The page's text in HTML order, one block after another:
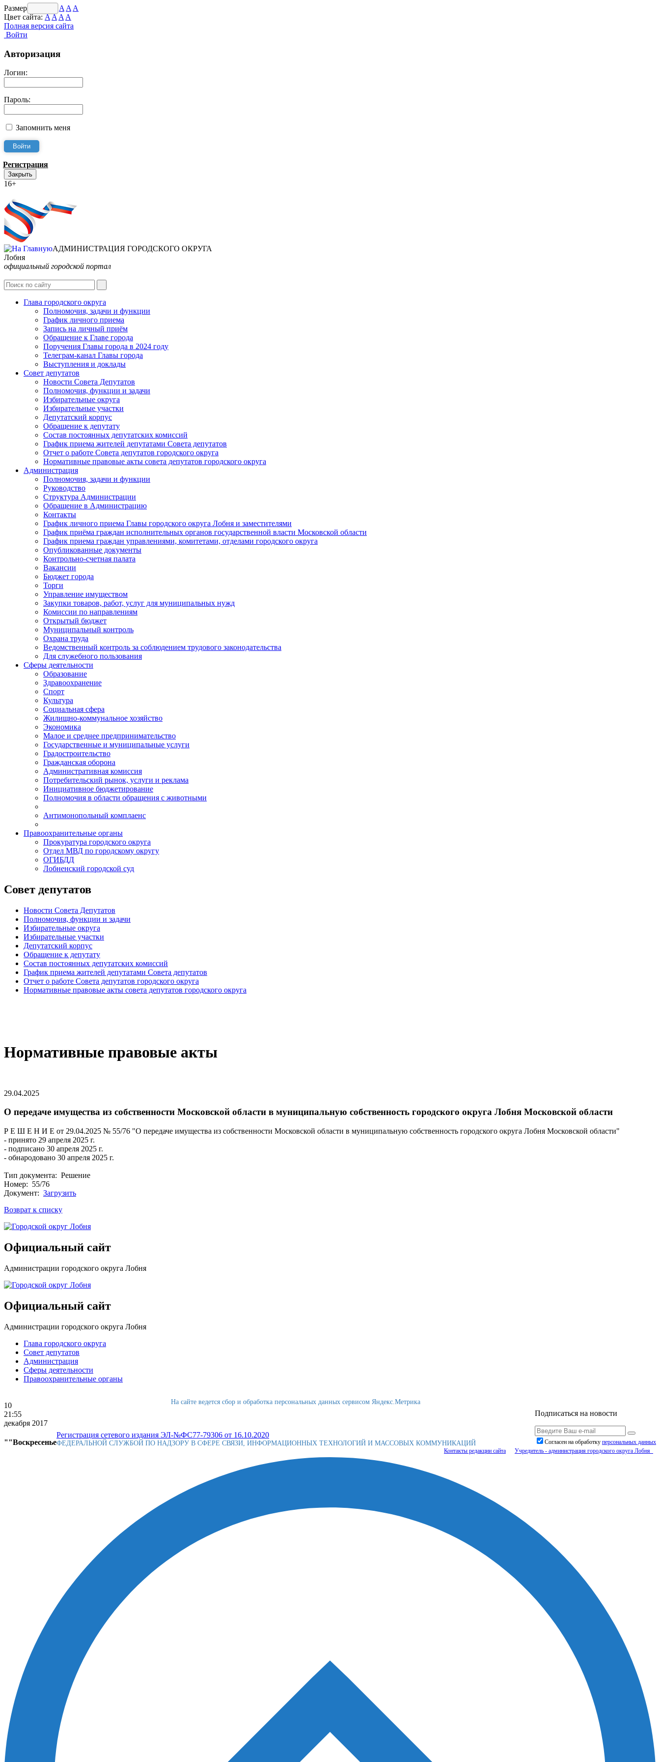
Размер шрифта: A A A
Цвет сайта:AA A A
Полная версия сайта
Войти
Авторизация
Логин:
Пароль:
Запомнить меня
Регистрация
Закрыть
16+
АДМИНИСТРАЦИЯ ГОРОДСКОГО ОКРУГА
Лобня
официальный городской портал
Глава городского округа
Полномочия, задачи и функции
График личного приема
Запись на личный приём
Обращение к Главе города
Поручения Главы города в 2024 году
Телеграм-канал Главы города
Выступления и доклады
Совет депутатов
Новости Совета Депутатов
Полномочия, функции и задачи
Избирательные округа
Избирательные участки
Депутатский корпус
Обращение к депутату
Состав постоянных депутатских комиссий
График приема жителей депутатами Совета депутатов
Отчет о работе Совета депутатов городского округа
Нормативные правовые акты совета депутатов городского округа
Администрация
Полномочия, задачи и функции
Руководство
Структура Администрации
Обращение в Администрацию
Контакты
График личного приема Главы городского округа Лобня и заместителями
График приёма граждан исполнительных органов государственной власти Московской области
График приема граждан управлениями, комитетами, отделами городского округа
Опубликованные документы
Контрольно-счетная палата
Вакансии
Бюджет города
Торги
Управление имуществом
Закупки товаров, работ, услуг для муниципальных нужд
Комиссии по направлениям
Открытый бюджет
Муниципальный контроль
Охрана труда
Ведомственный контроль за соблюдением трудового законодательства
Для служебного пользования
Сферы деятельности
Образование
Здравоохранение
Спорт
Культура
Социальная сфера
Жилищно-коммунальное хозяйство
Экономика
Малое и среднее предпринимательство
Государственные и муниципальные услуги
Градостроительство
Гражданская оборона
Административная комиссия
Потребительский рынок, услуги и реклама
Инициативное бюджетирование
Полномочия в области обращения с животными
Антимонопольный комплаенс
Правоохранительные органы
Прокуратура городского округа
Отдел МВД по городскому округу
ОГИБДД
Лобненский городской суд
Совет депутатов
Новости Совета Депутатов
Полномочия, функции и задачи
Избирательные округа
Избирательные участки
Депутатский корпус
Обращение к депутату
Состав постоянных депутатских комиссий
График приема жителей депутатами Совета депутатов
Отчет о работе Совета депутатов городского округа
Нормативные правовые акты совета депутатов городского округа
Нормативные правовые акты
29.04.2025
О передаче имущества из собственности Московской области в муниципальную собственность городского округа Лобня Московской области
Р Е Ш Е Н И Е от 29.04.2025 № 55/76 "О передаче имущества из собственности Московской области в муниципальную собственность городского округа Лобня Московской области"
- принято 29 апреля 2025 г.
- подписано 30 апреля 2025 г.
- обнародовано 30 апреля 2025 г.
Тип документа: Решение
Номер: 55/76
Документ: Загрузить
Возврат к списку
Официальный сайт
Администрации городского округа Лобня
Официальный сайт
Администрации городского округа Лобня
Глава городского округа
Совет депутатов
Администрация
Сферы деятельности
Правоохранительные органы
10
21:55
декабря 2017
""Воскресенье
Подписаться на новости
Согласен на обработку персональныx данных
На сайте ведется сбор и обработка персональных данных сервисом Яндекс.Метрика
Регистрация сетевого издания ЭЛ-№ФС77-79306 от 16.10.2020
ФЕДЕРАЛЬНОЙ СЛУЖБОЙ ПО НАДЗОРУ В СФЕРЕ СВЯЗИ, ИНФОРМАЦИОННЫХ ТЕХНОЛОГИЙ И МАССОВЫХ КОММУНИКАЦИЙ
Контакты редакции сайта Учредитель - администрация городского округа Лобня